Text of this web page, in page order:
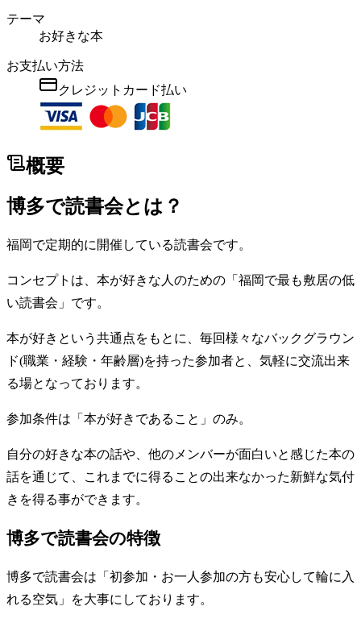
テーマ
お好きな本
お支払い方法
クレジットカード払い
概要
博多で読書会とは？
福岡で定期的に開催している読書会です。
コンセプトは、本が好きな人のための「福岡で最も敷居の低
い読書会」です。
本が好きという共通点をもとに、毎回様々なバックグラウン
ド(職業・経験・年齢層)を持った参加者と、気軽に交流出来
る場となっております。
参加条件は「本が好きであること」のみ。
自分の好きな本の話や、他のメンバーが面白いと感じた本の
話を通じて、これまでに得ることの出来なかった新鮮な気付
きを得る事ができます。
博多で読書会の特徴
博多で読書会は「初参加・お一人参加の方も安心して輪に入
れる空気」を大事にしております。